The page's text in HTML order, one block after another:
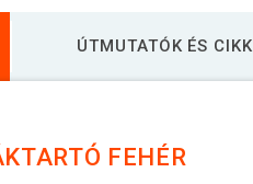
ÚTMUTATÓK ÉS
FEHÉR